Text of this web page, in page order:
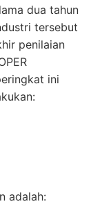
dua tahun
tersebut
penilaian
ini
adalah: